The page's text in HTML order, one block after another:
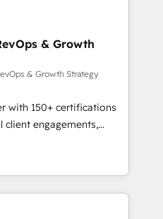
digitale et des
méthodologie RevOps
commerciales et
synchronisation API,
les visiteurs en
(SEO, SEA,
ABM, IA,
réussies - 40
HubSpot
& Growth
& Growth Strategy
with 150+ certifications
client engagements,
into
From onboarding to
our in-house team
drive long-term